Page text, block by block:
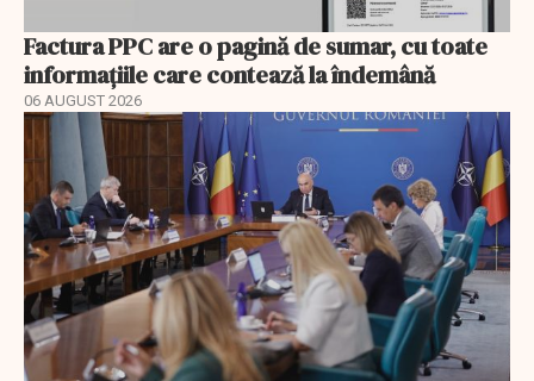
Factura PPC are o pagină de sumar, cu toate
informațiile care contează la îndemână
06 AUGUST 2026